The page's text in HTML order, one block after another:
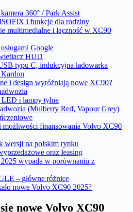
360° / Park Assist
i funkcje dla rodziny
multimedialne i łączność w XC90
Google
HUD
typu C, indukcyjna ładowarka
i design wyróżniają nowe XC90?
i lampy tylne
(Mulberry Red, Vapour Grey)
możliwości finansowania Volvo XC90
wersji na polskim rynku
oraz leasing
wypada w porównaniu z
– główne różnice
nowe Volvo XC90 2025?
nowe Volvo XC90